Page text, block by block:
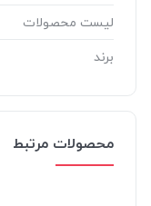
لیست محصولات
برند
محصولات مرتبط